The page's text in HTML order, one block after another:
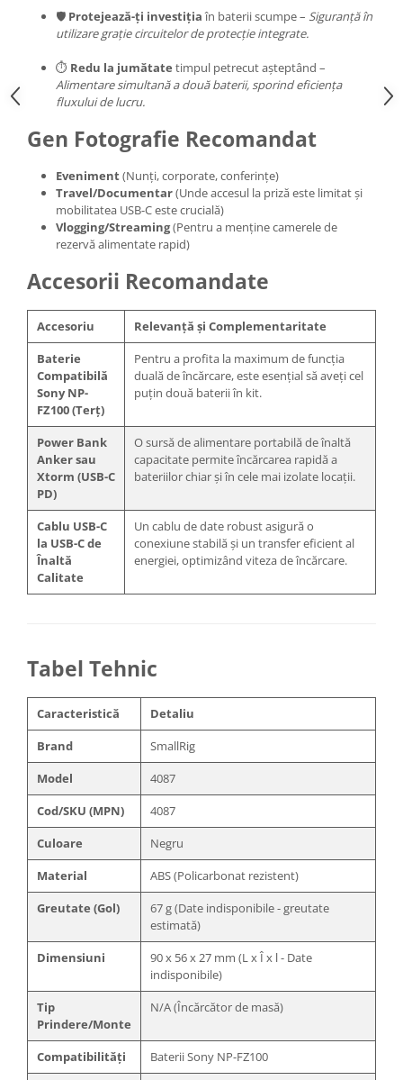
🛡️ Protejează-ți investițiaîn baterii scumpe – Siguranță în
utilizare grație circuitelor de protecție integrate.
⏱️ Redu la jumătate timpul petrecut așteptând –
Alimentare simultană a două baterii, sporind eficiența
fluxului de lucru.
Gen Fotografie Recomandat
Eveniment(Nunți, corporate, conferințe)
Travel/Documentar(Unde accesul la priză este limitat și
mobilitatea USB-C este crucială)
Vlogging/Streaming(Pentru a menține camerele de
rezervă alimentate rapid)
Accesorii Recomandate
Accesoriu
Relevanță și Complementaritate
Baterie
Compatibilă
Sony NP-
FZ100 (Terț)
Pentru a profita la maximum de funcția
duală de încărcare, este esențial să aveți cel
puțin două baterii în kit.
Power Bank
Anker sau
Xtorm (USB-C
PD)
O sursă de alimentare portabilă de înaltă
capacitate permite încărcarea rapidă a
bateriilor chiar și în cele mai izolate locații.
Cablu USB-C
la USB-C de
Înaltă
Calitate
Un cablu de date robust asigură o
conexiune stabilă și un transfer eficient al
energiei, optimizând viteza de încărcare.
Tabel Tehnic
Caracteristică
Detaliu
Brand
SmallRig
Model
4087
Cod/SKU (MPN)
4087
Culoare
Negru
Material
ABS (Policarbonat rezistent)
Greutate (Gol)
67 g (Date indisponibile - greutate
estimată)
Dimensiuni
90 x 56 x 27 mm (L x Î x l - Date
indisponibile)
Tip
Prindere/Monte
N/A (Încărcător de masă)
Compatibilități
Baterii Sony NP-FZ100